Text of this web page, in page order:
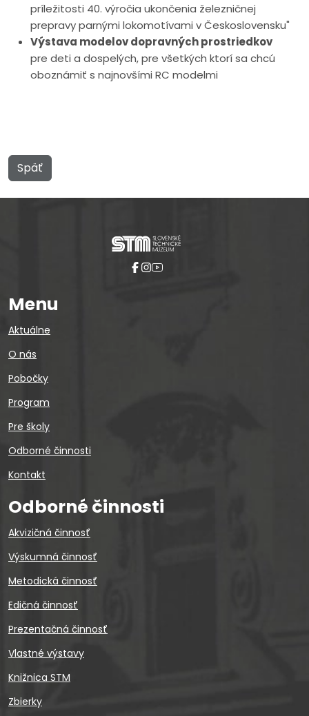
príležitosti 40. výročia ukončenia železničnej
prepravy parnými lokomotívami v Československu"
Výstava modelov dopravných prostriedkov
pre deti a dospelých, pre všetkých ktorí sa chcú
oboznámiť s najnovšími RC modelmi
Späť
Menu
Aktuálne
O nás
Pobočky
Program
Pre školy
Odborné činnosti
Kontakt
Odborné činnosti
Akvizičná činnosť
Výskumná činnosť
Metodická činnosť
Edičná činnosť
Prezentačná činnosť
Vlastné výstavy
Knižnica STM
Zbierky